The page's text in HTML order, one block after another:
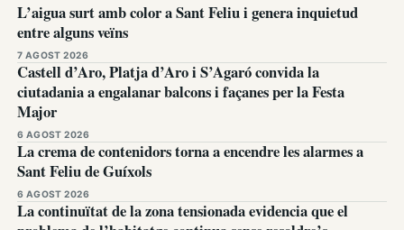
L’aigua surt amb color a Sant Feliu i genera inquietud
entre alguns veïns
7 AGOST 2026
Castell d’Aro, Platja d’Aro i S’Agaró convida la
ciutadania a engalanar balcons i façanes per la Festa
Major
6 AGOST 2026
La crema de contenidors torna a encendre les alarmes a
Sant Feliu de Guíxols
6 AGOST 2026
La continuïtat de la zona tensionada evidencia que el